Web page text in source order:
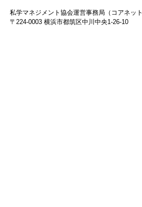
私学マネジメント協会運営事務局（コアネッ
〒224-0003 横浜市都筑区中川中央1-26-10